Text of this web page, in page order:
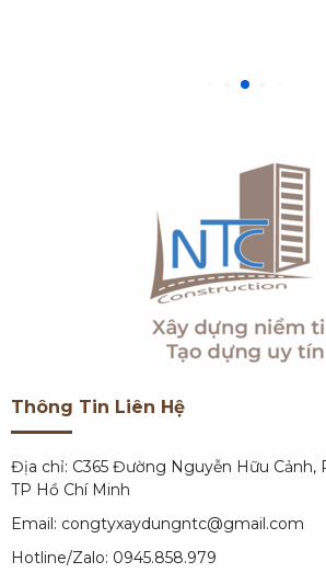
Thông Tin Liên Hệ
Địa chỉ: C365 Đường Nguyễn Hữu Cảnh,
TP Hồ Chí Minh
Email: congtyxaydungntc@gmail.com
Hotline/Zalo: 0945.858.979